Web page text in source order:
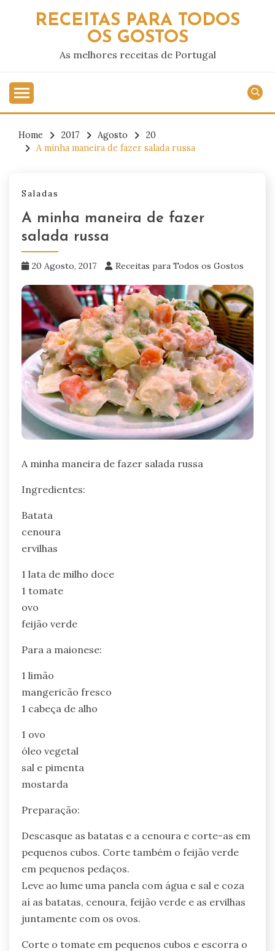
RECEITAS PARA TODOS
OS GOSTOS
As melhores receitas de Portugal
Home 2017 Agosto
20
A minha maneira de fazer salada russa
Saladas
A minha maneira de fazer
salada russa
20 Agosto, 2017 Receitas para Todos os Gostos
A minha maneira de fazer salada russa
Ingredientes:
Batata
cenoura
ervilhas
1 lata de milho doce
1 tomate
ovo
feijão verde
Para a maionese:
1 limão
mangericão fresco
1 cabeça de alho
1 ovo
óleo vegetal
sal e pimenta
mostarda
Preparação:
Descasque as batatas e a cenoura e corte-as em
pequenos cubos. Corte também o feijão verde
em pequenos pedaços.
Leve ao lume uma panela com água e sal e coza
aí as batatas, cenoura, feijão verde e as ervilhas
juntamente com os ovos.
Corte o tomate em pequenos cubos e escorra o